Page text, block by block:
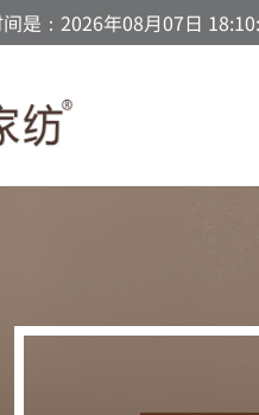
是：2026年08月07日